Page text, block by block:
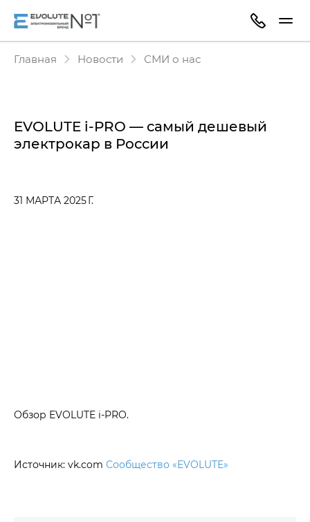
Главная Новости СМИ о нас
EVOLUTE i‑PRO — самый дешевый
электрокар в России
31 МАРТА 2025 Г.
Обзор EVOLUTE i‑PRO.
Источник: vk.com Сообщество «EVOLUTE»